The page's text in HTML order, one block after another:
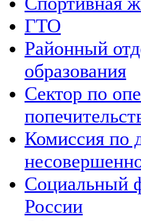
ГТО
Районный
образования
Сектор по
Комиссия по
Социальный
России